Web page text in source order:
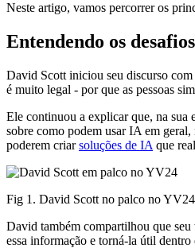
Neste artigo, vamos percorrer os
Entendendo os
David Scott iniciou seu discurso
é muito legal - por que as pessoas
Ele continuou a explicar que, na sua
sobre como podem usar IA em
poderem criarsoluções de IA que
Fig 1. David Scott no palco no
David também compartilhou que seu
essa informação e torná-la útil